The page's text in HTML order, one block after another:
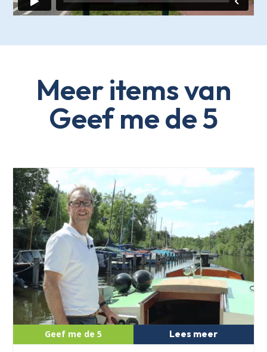
Meer items van
Geef me de 5
Lees meer